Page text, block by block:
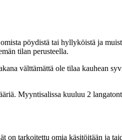
pöydistä tai hyllyköistä ja
tilan perusteella.
välttämättä ole tilaa kauhean
Myyntisalissa kuuluu 2
tarkoitettu omia käsitöitään ja